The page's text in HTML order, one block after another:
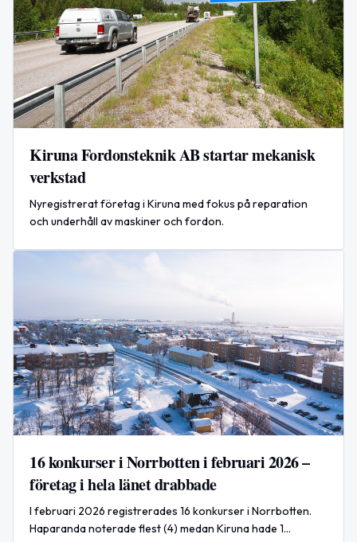
Kiruna Fordonsteknik AB startar mekanisk
verkstad
Nyregistrerat företag i Kiruna med fokus på reparation
och underhåll av maskiner och fordon.
16 konkurser i Norrbotten i februari 2026 –
företag i hela länet drabbade
I februari 2026 registrerades 16 konkurser i Norrbotten.
Haparanda noterade flest (4) medan Kiruna hade 1